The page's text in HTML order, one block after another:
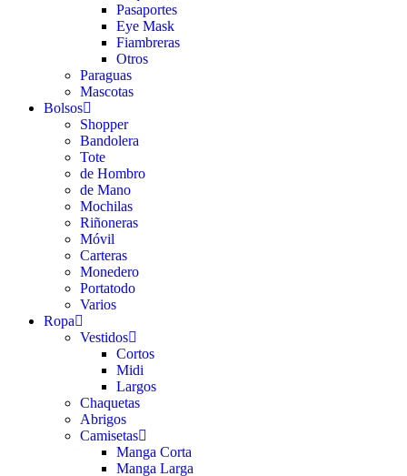
Pasaportes
Eye Mask
Fiambreras
Otros
Paraguas
Mascotas
Bolsos
Shopper
Bandolera
Tote
de Hombro
de Mano
Mochilas
Riñoneras
Móvil
Carteras
Monedero
Portatodo
Varios
Ropa
Vestidos
Cortos
Midi
Largos
Chaquetas
Abrigos
Camisetas
Manga Corta
Manga Larga